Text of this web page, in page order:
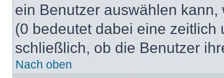
ein Benutzer auswählen
(0 bedeutet dabei eine
schließlich, ob die Benutzer
Nach oben